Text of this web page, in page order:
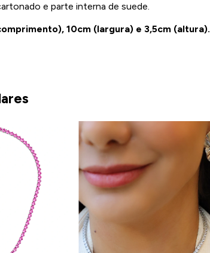
e parte interna de suede.
10cm (largura) e 3,5cm (altura).